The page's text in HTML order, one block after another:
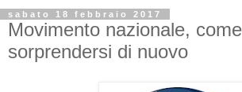
sabato 18 febbraio 2017
Movimento nazionale, come
sorprendersi di nuovo